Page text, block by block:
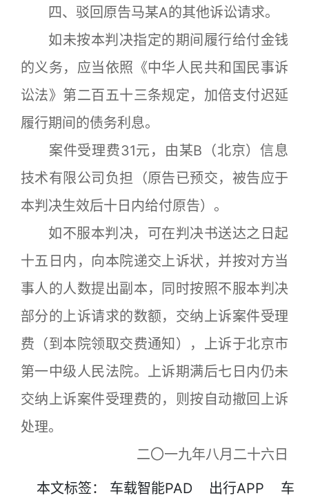
四、驳回原告马某A的其他诉讼请求。
如未按本判决指定的期间履行给付金钱
的义务，应当依照《中华人民共和国民事诉
讼法》第二百五十三条规定，加倍支付迟延
履行期间的债务利息。
案件受理费31元，由某B（北京）信息
技术有限公司负担（原告已预交，被告应于
本判决生效后十日内给付原告）。
如不服本判决，可在判决书送达之日起
十五日内，向本院递交上诉状，并按对方当
事人的人数提出副本，同时按照不服本判决
部分的上诉请求的数额，交纳上诉案件受理
费（到本院领取交费通知），上诉于北京市
第一中级人民法院。上诉期满后七日内仍未
交纳上诉案件受理费的，则按自动撤回上诉
处理。
二〇一九年八月二十六日
本文标签： 车载智能PAD 出行APP 车